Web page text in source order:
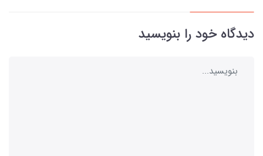
دیدگاه خود را بنویسید